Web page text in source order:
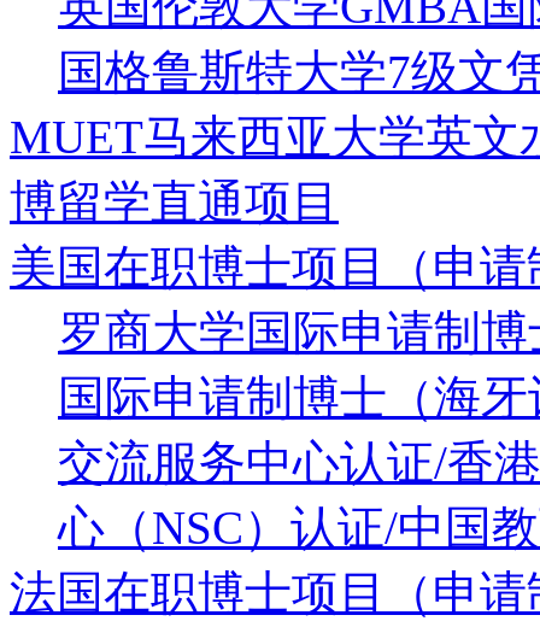
国格鲁斯特大学7级文
MUET马来西亚大学英
博留学直通项目
美国在职博士项目（申请
罗商大学国际申请制
国际申请制博士（海
交流服务中心认证/香
心（NSC）认证/中国
法国在职博士项目（申请